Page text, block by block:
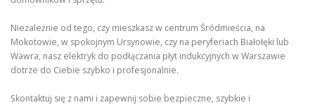
Niezależnie od tego, czy mieszkasz w centrum Śródmieścia, na
Mokotowie, w spokojnym Ursynowie, czy na peryferiach Białołęki lub
Wawra, nasz elektryk do podłączania płyt indukcyjnych w Warszawie
dotrze do Ciebie szybko i profesjonalnie.
Skontaktuj się z nami i zapewnij sobie bezpieczne, szybkie i